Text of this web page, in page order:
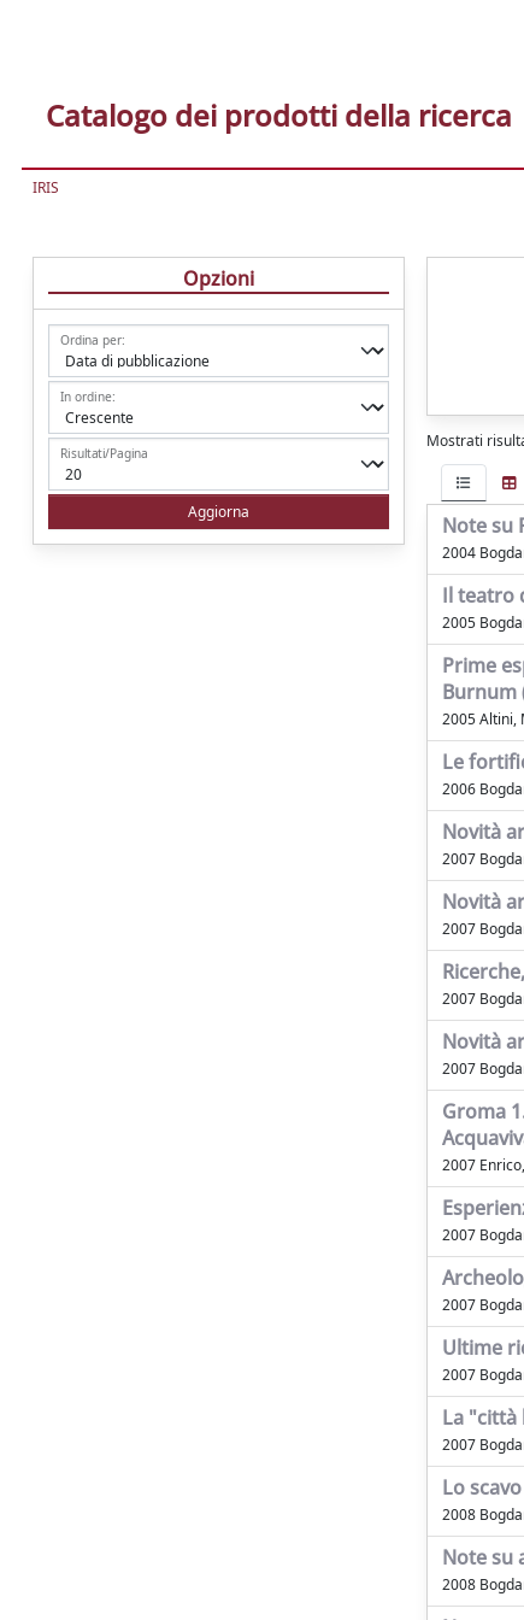
Catalogo dei prodotti della ricerca
IRIS
Opzioni
Ordina per:
In ordine:
Risultati/Pagina
Mostrati
Note su
2004
Il teatro
2005
Prime
Burnum
2005 Altini,
Le
2006
Novità
2007
Novità
2007
2007
Novità
2007
Groma
2007
2007
2007
Ultime
2007
La "città
2007
Lo
2008
Note su
2008